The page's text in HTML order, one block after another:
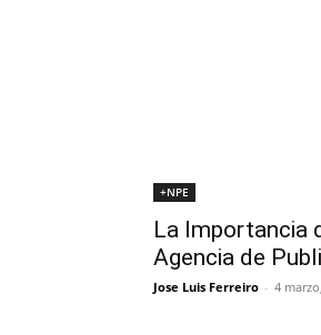
+NPE
La Importancia
Agencia de
Jose Luis Ferreiro - 4